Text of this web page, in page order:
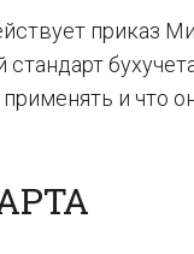
приказ
и что